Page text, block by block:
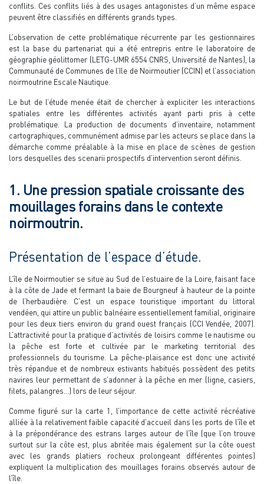
conflits. Ces conflits liés à des usages antagonistes d’un même espace
peuvent être classifiés en différents grands types.
L’observation de cette problématique récurrente par les gestionnaires
est la base du partenariat qui a été entrepris entre le laboratoire de
géographie géolittomer (LETG-UMR 6554 CNRS, Université de Nantes), la
Communauté de Communes de l’Ile de Noirmoutier (CCIN) et l’association
noirmoutrine Escale Nautique.
Le but de l’étude menée était de chercher à expliciter les interactions
spatiales entre les différentes activités ayant parti pris à cette
problématique. La production de documents d’inventaire, notamment
cartographiques, communément admise par les acteurs se place dans la
démarche comme préalable à la mise en place de scènes de gestion
lors desquelles des scenarii prospectifs d’intervention seront définis.
1. Une pression spatiale croissante des
mouillages forains dans le contexte
noirmoutrin.
Présentation de l’espace d’étude.
L’île de Noirmoutier se situe au Sud de l’estuaire de la Loire, faisant face
à la côte de Jade et fermant la baie de Bourgneuf à hauteur de la pointe
de l’herbaudière. C’est un espace touristique important du littoral
vendéen, qui attire un public balnéaire essentiellement familial, originaire
pour les deux tiers environ du grand ouest français (CCI Vendée, 2007).
L’attractivité pour la pratique d’activités de loisirs comme le nautisme ou
la pêche est forte et cultivée par le marketing territorial des
professionnels du tourisme. La pêche-plaisance est donc une activité
très répandue et de nombreux estivants habitués possèdent des petits
navires leur permettant de s’adonner à la pêche en mer (ligne, casiers,
filets, palangres…) lors de leur séjour.
Comme figuré sur la carte 1, l’importance de cette activité récréative
alliée à la relativement faible capacité d’accueil dans les ports de l’île et
à la prépondérance des estrans larges autour de l’île (que l’on trouve
surtout sur la côte est, plus abritée mais également sur la côte ouest
avec les grands platiers rocheux prolongeant différentes pointes)
expliquent la multiplication des mouillages forains observés autour de
l’île.